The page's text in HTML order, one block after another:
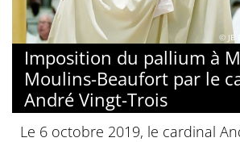
© JB
Imposition du pallium à
Moulins-Beaufort par le
André Vingt-Trois
Le 6 octobre 2019, le cardinal